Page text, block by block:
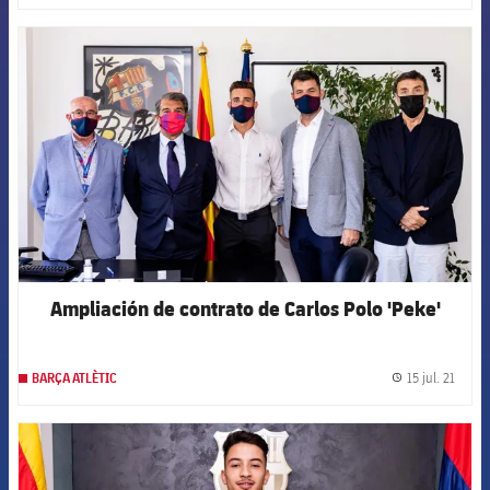
FCB Barcelona badge
Ampliación de contrato de Carlos Polo 'Peke'
BARÇA ATLÈTIC 15 jul. 21
FCB Barcelona badge